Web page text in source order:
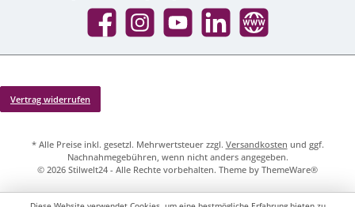
Facebook InstagramYouTube LinkedIn Website
Vertrag widerrufen
* Alle Preise inkl. gesetzl. Mehrwertsteuer zzgl. Versandkosten und ggf.
Nachnahmegebühren, wenn nicht anders angegeben.
© 2026 Stilwelt24 - Alle Rechte vorbehalten. Theme by ThemeWare®